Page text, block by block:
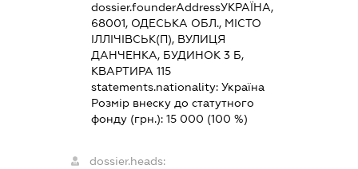
dossier.founderAddressУКРАЇНА,
68001, ОДЕСЬКА ОБЛ., МІСТО
ІЛЛІЧІВСЬК(П), ВУЛИЦЯ
ДАНЧЕНКА, БУДИНОК 3 Б,
КВАРТИРА 115
statements.nationality:Україна
Розмір внеску до статутного
фонду (грн.):15 000 (100 %)
dossier.heads: